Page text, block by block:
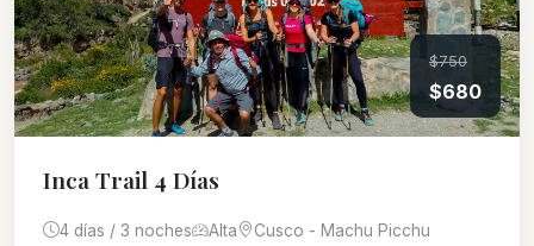
$750
$680
Inca Trail 4 Días
4 días / 3 noches Alta Cusco - Machu Picchu